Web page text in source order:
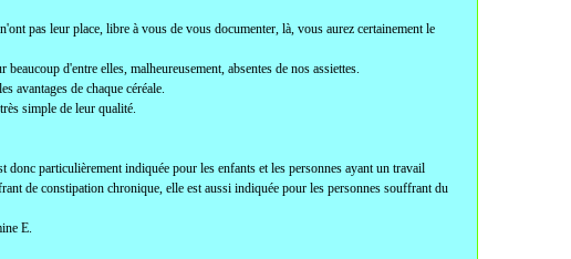
pas leur place, libre à vous de vous documenter, là, vous aurez certainement le
d'entre elles, malheureusement, absentes de nos assiettes.
avantages de chaque céréale.
simple de leur qualité.
particulièrement indiquée pour les enfants et les personnes ayant un travail
de constipation chronique, elle est aussi indiquée pour les personnes souffrant du
E.